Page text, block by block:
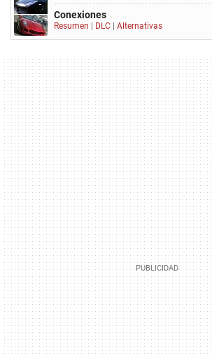
Conexiones
Resumen DLC Alternativas